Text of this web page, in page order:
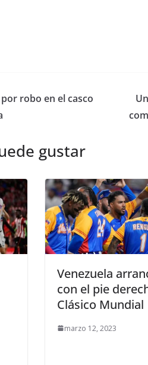
robo en el casco
gustar
Venezuela
con el pie
Clásico Mundial
marzo 12, 2023